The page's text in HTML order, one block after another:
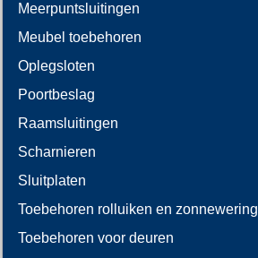
Meerpuntsluitingen
Meubel toebehoren
Oplegsloten
Poortbeslag
Raamsluitingen
Scharnieren
Sluitplaten
Toebehoren rolluiken en zonnewering
Toebehoren voor deuren